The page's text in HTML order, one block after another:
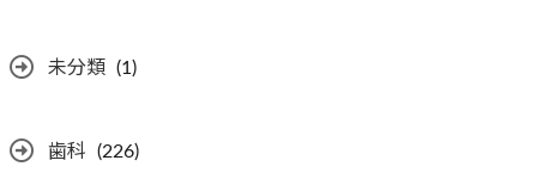
未分類 (1)
歯科 (226)